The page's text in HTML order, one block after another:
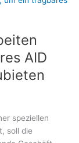
AID
speziellen
soll die